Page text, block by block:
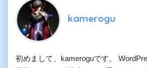
kamerogu
初めまして、kameroguです。